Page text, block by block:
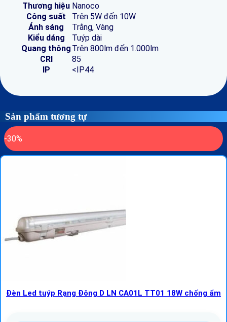
Thương hiệu Nanoco
Công suất
Trên 5W đến 10W
Ánh sáng
Trắng, Vàng
Kiểu dáng
Tuýp dài
Quang thông Trên 800lm đến 1.000lm
CRI
85
IP
<IP44
Sản phẩm tương tự
-30%
Đèn Led tuýp Rạng Đông D LN CA01L TT01 18W chống ẩm